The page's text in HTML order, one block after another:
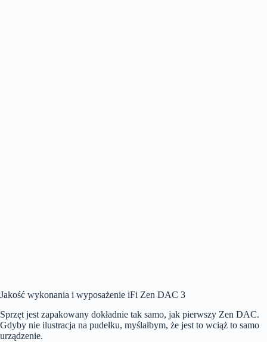
Jakość wykonania i wyposażenie iFi Zen DAC 3
Sprzęt jest zapakowany dokładnie tak samo, jak pierwszy Zen DAC.
Gdyby nie ilustracja na pudełku, myślałbym, że jest to wciąż to samo
urządzenie.